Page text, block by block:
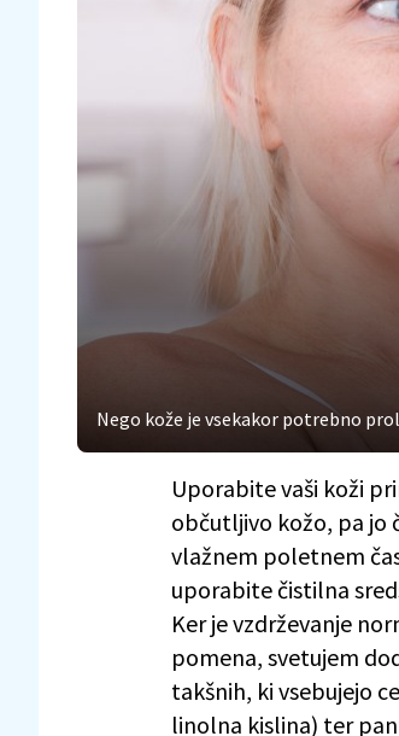
Nego kože je vsekakor potrebno
Uporabite vaši koži
občutljivo kožo, pa jo
vlažnem poletnem
uporabite čistilna
Ker je vzdrževanje
pomena, svetujem
takšnih, ki vsebujejo
linolna kislina) ter